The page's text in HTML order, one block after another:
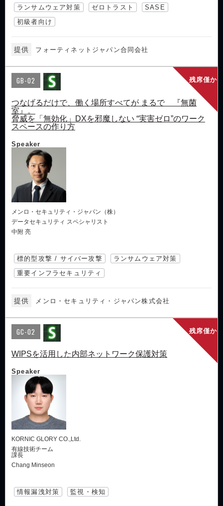
ランサムウェア対策 ゼロトラスト
SASE
初級者向け
提供 フォーティネットジャパン合同会社
残席僅か
GB-02
つなげるだけで、働く場所すべてが まるで 『無菌
室』。
脅威を「無効化」DXを邪魔しない “実害ゼロ”のワーク
スペースの作り方
Speaker
メンロ・セキュリティ・ジャパン（株）
データセキュリティ スペシャリスト
中附 亮
標的型攻撃 / サイバー攻撃
ランサムウェア対策
重要インフラセキュリティ
提供 メンロ・セキュリティ・ジャパン株式会社
残席僅か
GC-02
WIPSを活用した内部ネットワーク保護対策
Speaker
KORNIC GLORY CO.,Ltd.
有線技術チーム
課長
Chang Minseon
情報漏洩対策 監視・検知